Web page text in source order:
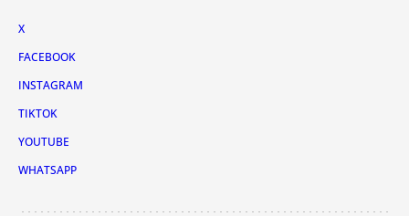
X
FACEBOOK
INSTAGRAM
TIKTOK
YOUTUBE
WHATSAPP